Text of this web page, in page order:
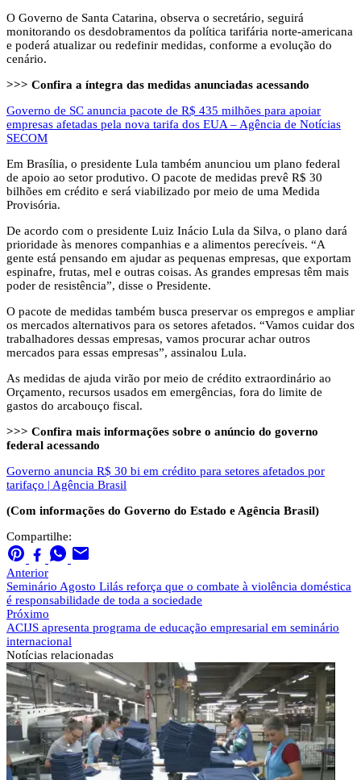
O Governo de Santa Catarina, observa o secretário, seguirá
monitorando os desdobramentos da política tarifária norte-americana
e poderá atualizar ou redefinir medidas, conforme a evolução do
cenário.
>>> Confira a íntegra das medidas anunciadas acessando
Governo de SC anuncia pacote de R$ 435 milhões para apoiar
empresas afetadas pela nova tarifa dos EUA – Agência de Notícias
SECOM
Em Brasília, o presidente Lula também anunciou um plano federal
de apoio ao setor produtivo. O pacote de medidas prevê R$ 30
bilhões em crédito e será viabilizado por meio de uma Medida
Provisória.
De acordo com o presidente Luiz Inácio Lula da Silva, o plano dará
prioridade às menores companhias e a alimentos perecíveis. “A
gente está pensando em ajudar as pequenas empresas, que exportam
espinafre, frutas, mel e outras coisas. As grandes empresas têm mais
poder de resistência”, disse o Presidente.
O pacote de medidas também busca preservar os empregos e ampliar
os mercados alternativos para os setores afetados. “Vamos cuidar dos
trabalhadores dessas empresas, vamos procurar achar outros
mercados para essas empresas”, assinalou Lula.
As medidas de ajuda virão por meio de crédito extraordinário ao
Orçamento, recursos usados em emergências, fora do limite de
gastos do arcabouço fiscal.
>>> Confira mais informações sobre o anúncio do governo
federal acessando
Governo anuncia R$ 30 bi em crédito para setores afetados por
tarifaço | Agência Brasil
(Com informações do Governo do Estado e Agência Brasil)
Compartilhe:
Anterior
Seminário Agosto Lilás reforça que o combate à violência doméstica
é responsabilidade de toda a sociedade
Próximo
ACIJS apresenta programa de educação empresarial em seminário
internacional
Notícias relacionadas